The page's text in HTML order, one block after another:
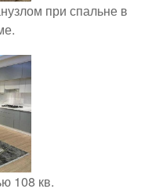
при спальне в
108 кв.